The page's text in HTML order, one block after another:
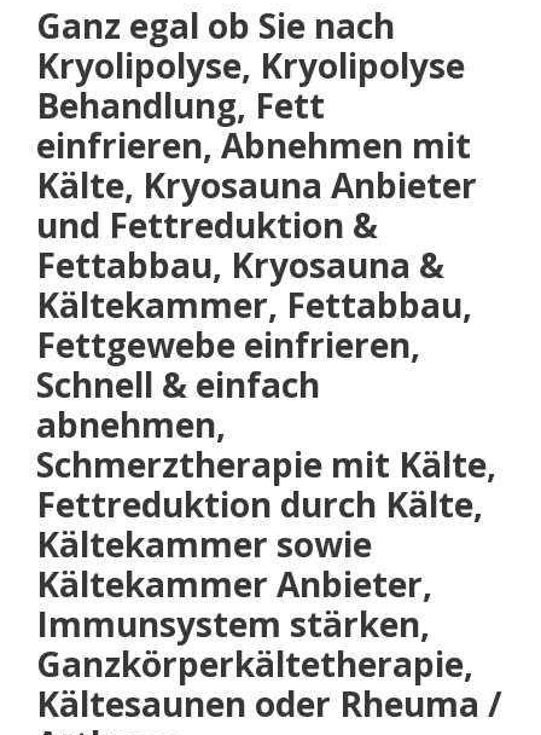
Ganz egal ob Sie nach
Kryolipolyse, Kryolipolyse
Behandlung, Fett
einfrieren, Abnehmen mit
Kälte, Kryosauna Anbieter
und Fettreduktion &
Fettabbau, Kryosauna &
Kältekammer, Fettabbau,
Fettgewebe einfrieren,
Schnell & einfach
abnehmen,
Schmerztherapie mit Kälte,
Fettreduktion durch Kälte,
Kältekammer sowie
Kältekammer Anbieter,
Immunsystem stärken,
Ganzkörperkältetherapie,
Kältesaunen oder Rheuma /